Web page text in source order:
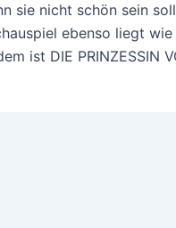
sie nicht schön sein
ebenso liegt wie
ist DIE PRINZESSIN